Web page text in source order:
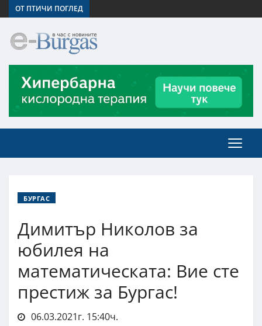
ОТ ПТИЧИ ПОГЛЕД
БУРГАС
Димитър Николов за
юбилея на
математическата: Вие сте
престиж за Бургас!
06.03.2021г. 15:40ч.